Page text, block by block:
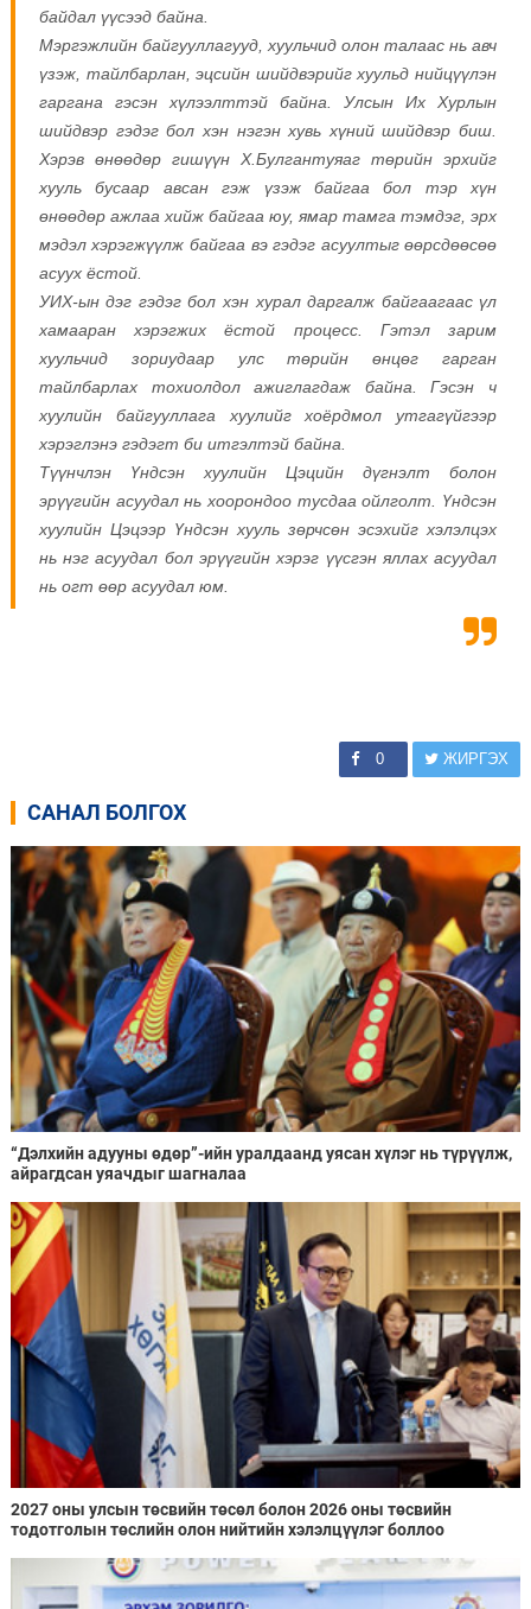
байдал үүсээд байна.
Мэргэжлийн байгууллагууд, хуульчид олон талаас нь авч
үзэж, тайлбарлан, эцсийн шийдвэрийг хуульд нийцүүлэн
гаргана гэсэн хүлээлттэй байна.Улсын Их Хурлын
шийдвэр гэдэг бол хэн нэгэн хувь хүний шийдвэр биш.
Хэрэв өнөөдөр гишүүн Х.Булгантуяаг төрийн эрхийг
хууль бусаар авсан гэж үзэж байгаа бол тэр хүн
өнөөдөр ажлаа хийж байгаа юу, ямар тамга тэмдэг, эрх
мэдэл хэрэгжүүлж байгаа вэ гэдэг асуултыг өөрсдөөсөө
асуух ёстой.
УИХ-ын дэг гэдэг бол хэн хурал даргалж байгаагаас үл
хамааран хэрэгжих ёстой процесс. Гэтэл зарим
хуульчид зориудаар улс төрийн өнцөг гарган
тайлбарлах тохиолдол ажиглагдаж байна. Гэсэн ч
хуулийн байгууллага хуулийг хоёрдмол утгагүйгээр
хэрэглэнэ гэдэгт би итгэлтэй байна.
Түүнчлэн Үндсэн хуулийн Цэцийн дүгнэлт болон
эрүүгийн асуудал нь хоорондоо тусдаа ойлголт. Үндсэн
хуулийн Цэцээр Үндсэн хууль зөрчсөн эсэхийг хэлэлцэх
нь нэг асуудал бол эрүүгийн хэрэг үүсгэн яллах асуудал
нь огт өөр асуудал юм.
0 ЖИРГЭХ
САНАЛ БОЛГОХ
“Дэлхийн адууны өдөр”-ийн уралдаанд уясан хүлэг нь түрүүлж,
айрагдсан уяачдыг шагналаа
2027 оны улсын төсвийн төсөл болон 2026 оны төсвийн
тодотголын төслийн олон нийтийн хэлэлцүүлэг боллоо